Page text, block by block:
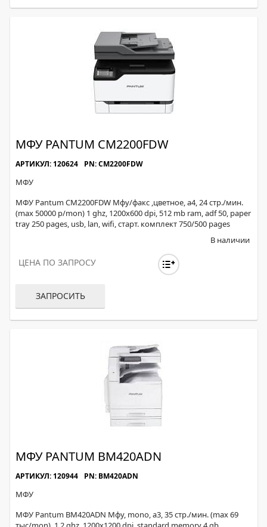
МФУ PANTUM CM2200FDW
АРТИКУЛ: 120624 PN: CM2200FDW
МФУ
МФУ Pantum CM2200FDW Мфу/факс ,цветное, a4, 24 стр./мин.
(max 50000 p/mon) 1 ghz, 1200x600 dpi, 512 mb ram, adf 50, paper
tray 250 pages, usb, lan, wifi, старт. комплект 750/500 pages
В наличии
ЦЕНА ПО ЗАПРОСУ
ЗАПРОСИТЬ
МФУ PANTUM BM420ADN
АРТИКУЛ: 120944 PN: BM420ADN
МФУ
МФУ Pantum BM420ADN Мфу, mono, а3, 35 стр./мин. (max 69